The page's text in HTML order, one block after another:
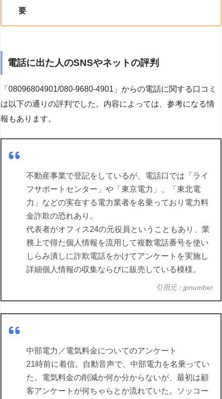
要
電話に出た人のSNSやネットの評判
「08096804901/080-9680-4901」からの電話に関する口コミ
は以下の通りの評判でした。内容によっては、参考になる情
報もあります。
不動産事業で登記をしているが、電話口では「ライ
フサポートセンター」や「東京電力」、「東北電
力」などの実在する電力業者を名乗っており電力料
金詐欺の恐れあり。
代表者がオフィス24の元役員ということもあり、業
務上で得た個人情報を流用して複数電話番号を使い
しらみ潰しに詐欺電話をかけてアンケートを実施し
詳細個人情報の収集ならびに販売している模様。
引用元：jpnumber
中部電力／電気料金についてのアンケート
21時前に着信。自動音声で、中部電力を名乗ってい
た。電気料金の削減か何か分からないが、最初は顧
客アンケートが何ちゃらとか流れていた。ソッコー